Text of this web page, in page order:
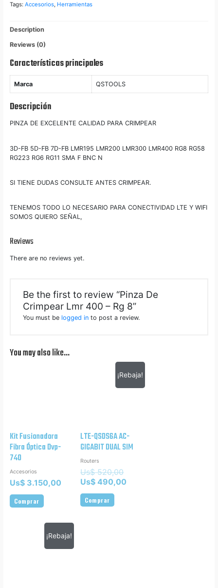
400
8
Tags: Accesorios, Herramientas
Description
Reviews (0)
Características principales
Marca QSTOOLS
Descripción
PINZA DE EXCELENTE CALIDAD PARA CRIMPEAR
3D-FB 5D-FB 7D-FB LMR195 LMR200 LMR300 LMR400 RG8 RG58
RG223 RG6 RG11 SMA F BNC N
SI TIENE DUDAS CONSULTE ANTES CRIMPEAR.
TENEMOS TODO LO NECESARIO PARA CONECTIVIDAD LTE Y WIFI
SOMOS QUIERO SEÑAL,
Reviews
There are no reviews yet.
Be the first to review “Pinza De
Crimpear Lmr 400 – Rg 8”
You must be logged in to post a review.
You may also like…
Kit Fusionadora
Fibra Óptica Dvp-
740
Accesorios
Us$3.150,00
Comprar
¡Rebaja!
LTE-QSDS6A AC-
GIGABIT DUAL SIM
Routers
Us$520,00
Us$ 490,00
Comprar
¡Rebaja!